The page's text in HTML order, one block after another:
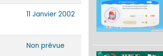
11 Janvier 2002
Non prévue